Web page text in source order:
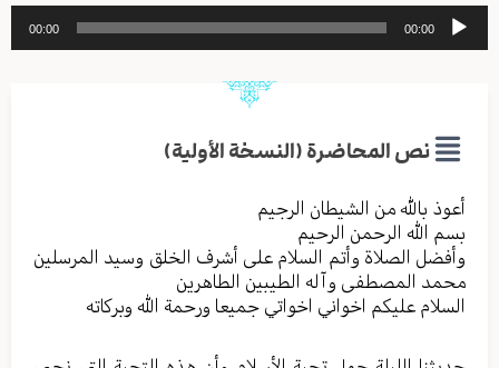
مشغل
الصوت
00:00
00:00
نص المحاضرة (النسخة الأولية)
أعوذ بالله من الشیطان الرجیم
بسم الله الرحمن الرحیم
وأفضل الصلاة وأتم السلام علی أشرف الخلق وسید المرسلین
محمد المصطفی وآله الطیبین الطاهرین
السلام علیکم اخواني اخواتي جمیعا ورحمة الله وبرکاته